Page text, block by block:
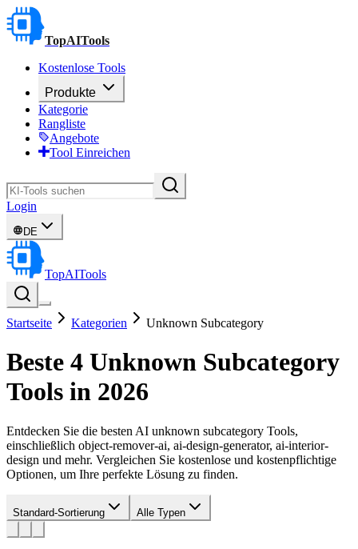
TopAITools
Kostenlose Tools
Produkte
Kategorie
Rangliste
Angebote
Tool Einreichen
Login
DE
TopAITools
Startseite Kategorien Unknown Subcategory
Beste 4 Unknown Subcategory
Tools in 2026
Entdecken Sie die besten AI unknown subcategory Tools,
einschließlich object-remover-ai, ai-design-generator, ai-interior-
design und mehr. Vergleichen Sie kostenlose und kostenpflichtige
Optionen, um Ihre perfekte Lösung zu finden.
Standard-Sortierung Alle Typen